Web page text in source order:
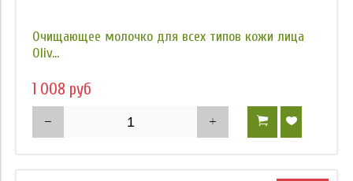
Очищающее молочко для всех типов кожи лица
Oliv...
1 008 руб